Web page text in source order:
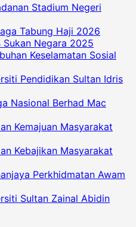
Stadium Negeri
Tabung Haji 2026
Negara 2025
Keselamatan Sosial
Pendidikan Sultan Idris
Nasional Berhad Mac
Kemajuan Masyarakat
Kebajikan Masyarakat
Perkhidmatan Awam
Sultan Zainal Abidin